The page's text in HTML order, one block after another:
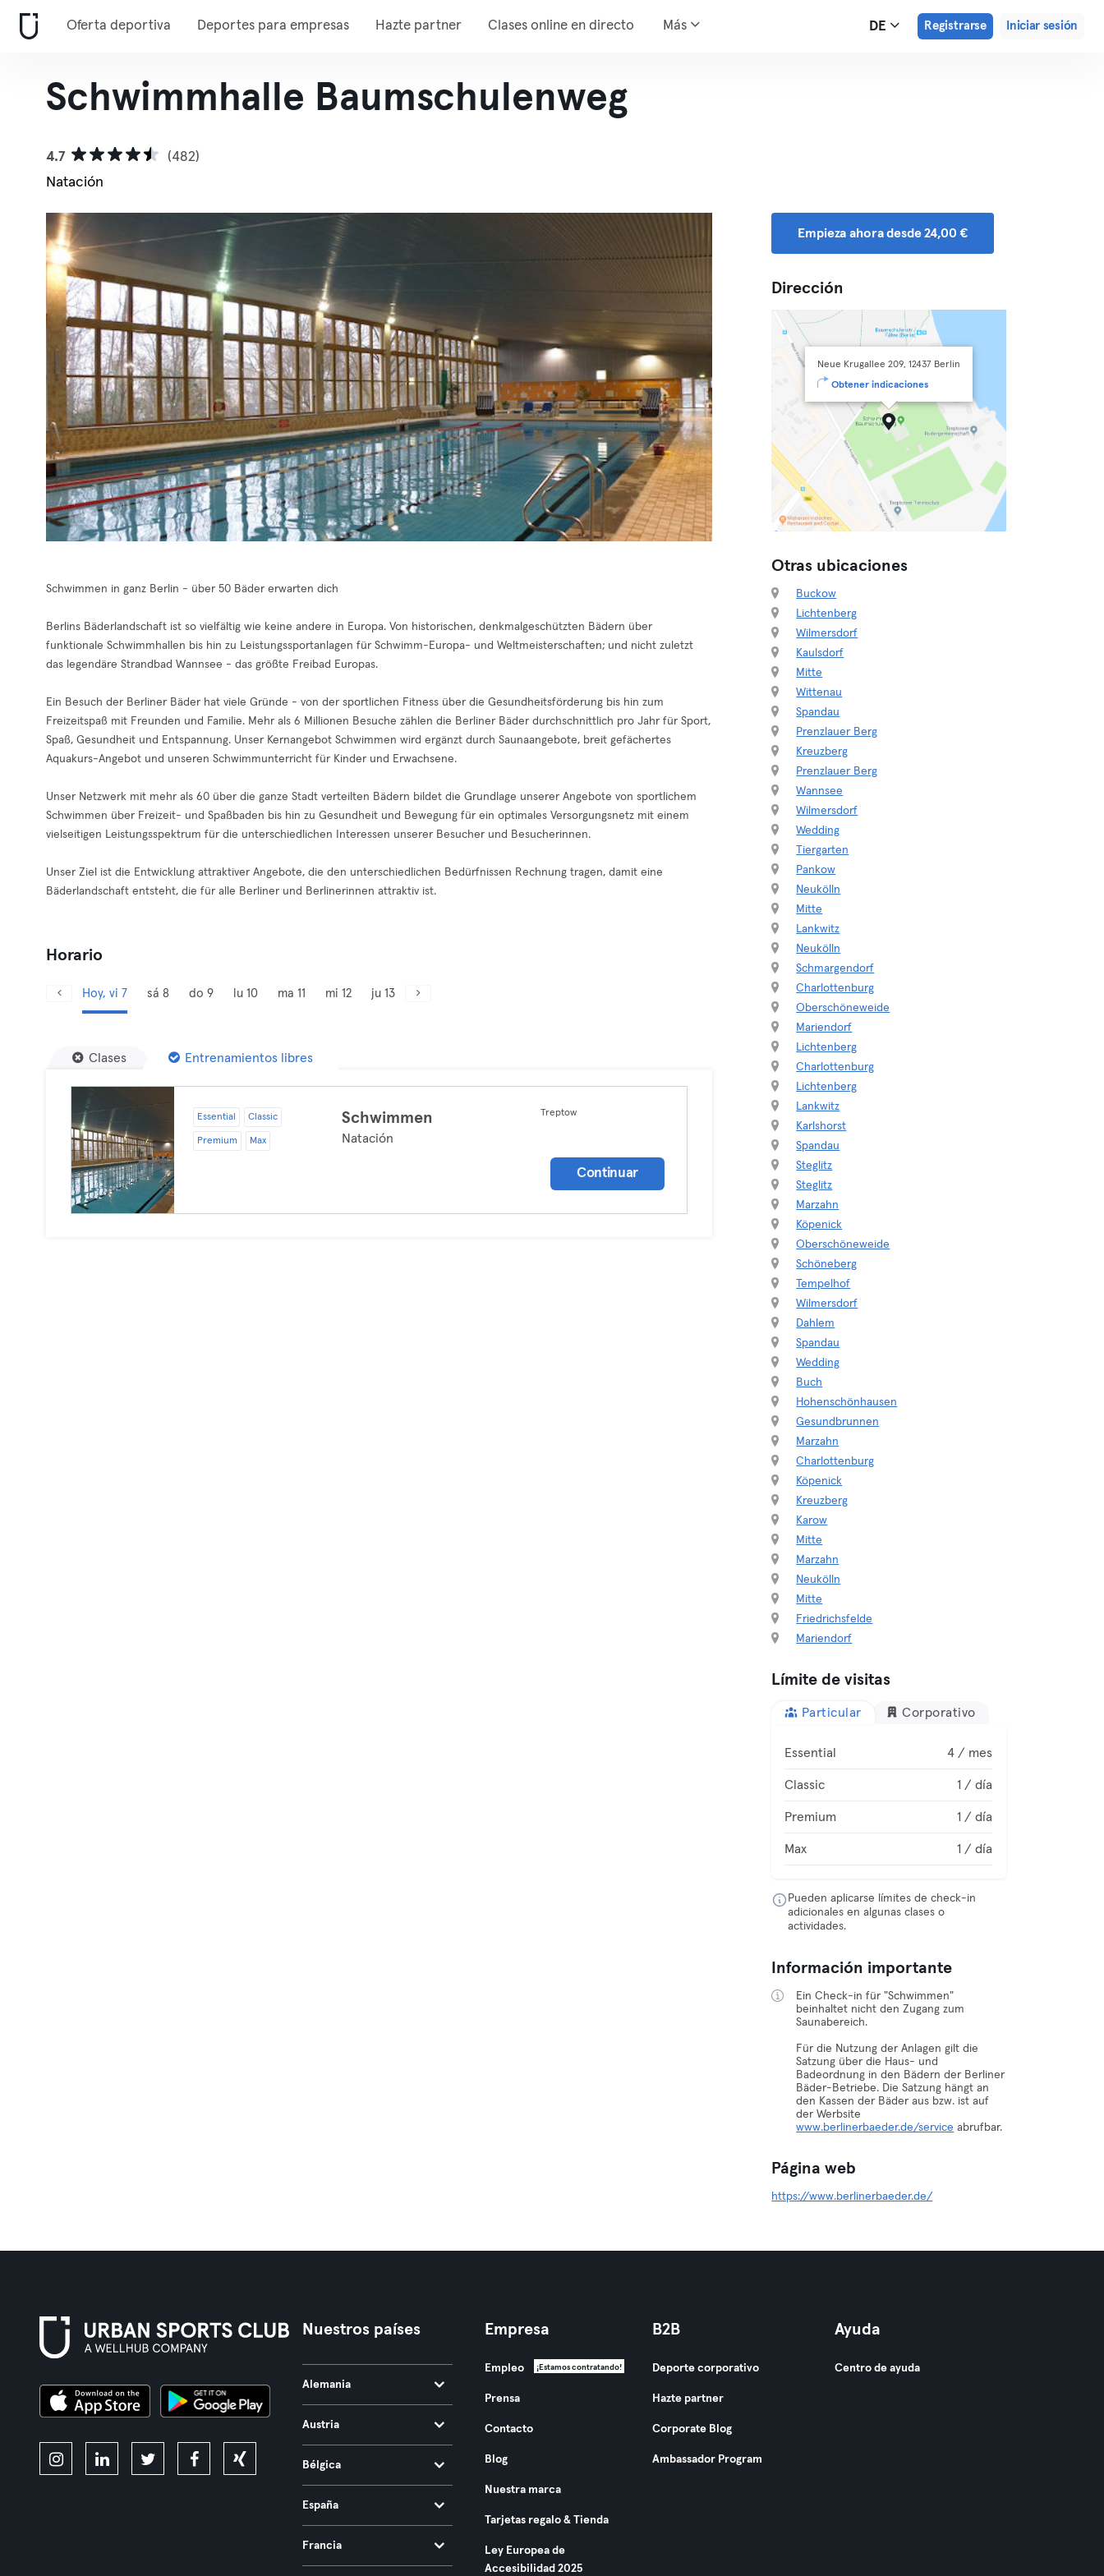
Oferta deportiva Deportes para empresas Hazte partner Clases online en directo Más DE Registrarse Iniciar sesión
Schwimmhalle Baumschulenweg
4.7
(482)
Natación
Schwimmen in ganz Berlin - über 50 Bäder erwarten dich
Berlins Bäderlandschaft ist so vielfältig wie keine andere in Europa. Von historischen, denkmalgeschützten Bädern über
funktionale Schwimmhallen bis hin zu Leistungssportanlagen für Schwimm-Europa- und Weltmeisterschaften; und nicht zuletzt
das legendäre Strandbad Wannsee - das größte Freibad Europas.
Ein Besuch der Berliner Bäder hat viele Gründe - von der sportlichen Fitness über die Gesundheitsförderung bis hin zum
Freizeitspaß mit Freunden und Familie. Mehr als 6 Millionen Besuche zählen die Berliner Bäder durchschnittlich pro Jahr für Sport,
Spaß, Gesundheit und Entspannung. Unser Kernangebot Schwimmen wird ergänzt durch Saunaangebote, breit gefächertes
Aquakurs-Angebot und unseren Schwimmunterricht für Kinder und Erwachsene.
Unser Netzwerk mit mehr als 60 über die ganze Stadt verteilten Bädern bildet die Grundlage unserer Angebote von sportlichem
Schwimmen über Freizeit- und Spaßbaden bis hin zu Gesundheit und Bewegung für ein optimales Versorgungsnetz mit einem
vielseitigen Leistungsspektrum für die unterschiedlichen Interessen unserer Besucher und Besucherinnen.
Unser Ziel ist die Entwicklung attraktiver Angebote, die den unterschiedlichen Bedürfnissen Rechnung tragen, damit eine
Bäderlandschaft entsteht, die für alle Berliner und Berlinerinnen attraktiv ist.
Horario
Hoy, vi 7 sá 8 do 9 lu 10 ma 11 mi 12 ju 13
Clases Entrenamientos libres
Essential Classic
Premium Max
Schwimmen
Natación
Treptow
Continuar
Empieza ahora desde 24,00 €
Dirección
Neue Krugallee 209, 12437 Berlin
Obtener indicaciones
Otras ubicaciones
Buckow
Lichtenberg
Wilmersdorf
Kaulsdorf
Mitte
Wittenau
Spandau
Prenzlauer Berg
Kreuzberg
Prenzlauer Berg
Wannsee
Wilmersdorf
Wedding
Tiergarten
Pankow
Neukölln
Mitte
Lankwitz
Neukölln
Schmargendorf
Charlottenburg
Oberschöneweide
Mariendorf
Lichtenberg
Charlottenburg
Lichtenberg
Lankwitz
Karlshorst
Spandau
Steglitz
Steglitz
Marzahn
Köpenick
Oberschöneweide
Schöneberg
Tempelhof
Wilmersdorf
Dahlem
Spandau
Wedding
Buch
Hohenschönhausen
Gesundbrunnen
Marzahn
Charlottenburg
Köpenick
Kreuzberg
Karow
Mitte
Marzahn
Neukölln
Mitte
Friedrichsfelde
Mariendorf
Límite de visitas
Particular Corporativo
Essential 4 / mes
Classic 1 / día
Premium 1 / día
Max 1 / día
Pueden aplicarse límites de check-in
adicionales en algunas clases o
actividades.
Información importante
Ein Check-in für "Schwimmen"
beinhaltet nicht den Zugang zum
Saunabereich.
Für die Nutzung der Anlagen gilt die
Satzung über die Haus- und
Badeordnung in den Bädern der Berliner
Bäder-Betriebe. Die Satzung hängt an
den Kassen der Bäder aus bzw. ist auf
der Werbsite
www.berlinerbaeder.de/service abrufbar.
Página web
https://www.berlinerbaeder.de/
Nuestros países
Alemania
Austria
Bélgica
España
Francia
Empresa
Empleo ¡Estamos contratando!
Prensa
Contacto
Blog
Nuestra marca
Tarjetas regalo & Tienda
Ley Europea de
Accesibilidad 2025
B2B
Deporte corporativo
Hazte partner
Corporate Blog
Ambassador Program
Ayuda
Centro de ayuda